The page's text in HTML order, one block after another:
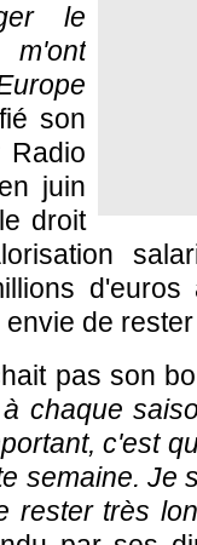
le
son
Radio
juin
droit
de
pas son
chaque
c'est
semaine. Je
rester très